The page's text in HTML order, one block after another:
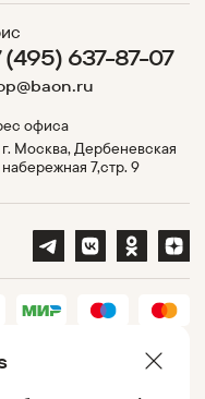
(495) 637-87-07
офиса
г. Москва, Дербеневская
набережная 7,стр. 9